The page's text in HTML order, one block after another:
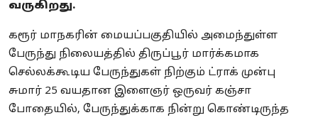
வருகிறது.
கரூர் மாநகரின் மையப்பகுதியில் அமைந்துள்ள
பேருந்து நிலையத்தில் திருப்பூர் மார்க்கமாக
செல்லக்கூடிய பேருந்துகள் நிற்கும் ட்ராக் முன்பு
சுமார் 25 வயதான இளைஞர் ஒருவர் கஞ்சா
போதையில், பேருந்துக்காக நின்று கொண்டிருந்த